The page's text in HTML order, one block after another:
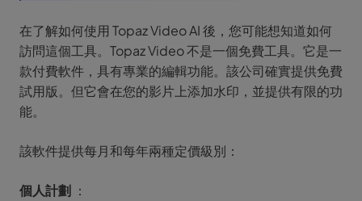
在了解如何使用 Topaz Video AI 後，您可能想知道如何
訪問這個工具。Topaz Video 不是一個免費工具。它是一
款付費軟件，具有專業的編輯功能。該公司確實提供免費
試用版。但它會在您的影片上添加水印，並提供有限的功
能。
該軟件提供每月和每年兩種定價級別：
個人計劃 ：